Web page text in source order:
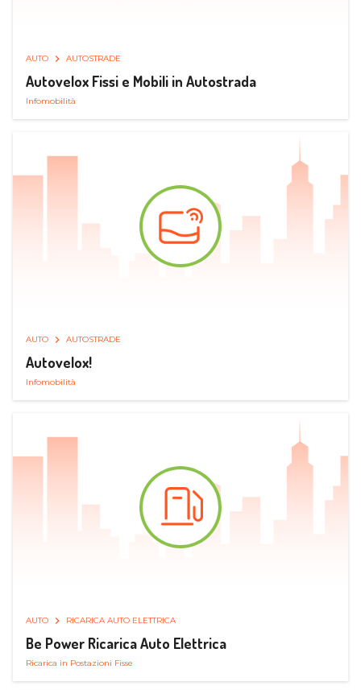
AUTO AUTOSTRADE
Autovelox Fissi e Mobili in Autostrada
Infomobilità
AUTO AUTOSTRADE
Autovelox!
Infomobilità
AUTO RICARICA AUTO ELETTRICA
Be Power Ricarica Auto Elettrica
Ricarica in Postazioni Fisse